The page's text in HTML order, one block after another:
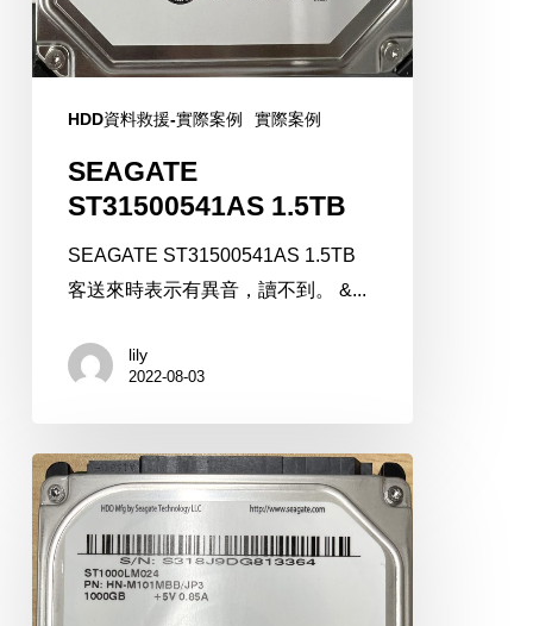
HDD資料救援-實際案例 實際案例
SEAGATE
ST31500541AS 1.5TB
SEAGATE ST31500541AS 1.5TB
客送來時表示有異音，讀不到。 &...
lily
2022-08-03
SAMSUNG
ST1000LM024
1TB